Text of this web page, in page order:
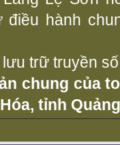
hành
trữ truyền
chung của
tỉnh